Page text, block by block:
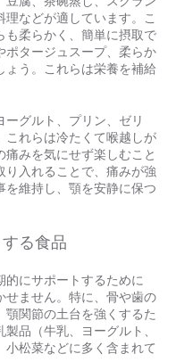
などが適しています。こ
も柔らかく、簡単に摂取で
ポタージュスープ、柔らか
ょう。これらは栄養を補給
ーグルト、プリン、ゼリ
これらは冷たくて喉越しが
痛みを気にせず楽しむこと
り入れることで、痛みが強
を維持し、顎を安静に保つ
る食品
的にサポートするために
せません。特に、骨や歯の
関節の土台を強くするた
品（牛乳、ヨーグルト、
小松菜などに多く含まれて